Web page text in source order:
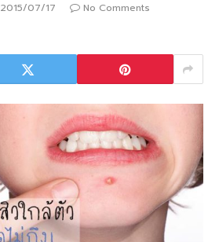
2015/07/17
No Comments